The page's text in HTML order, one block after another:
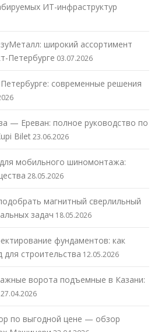
ИТ-инфраструктур
широкий ассортимент
Петербурге 03.07.2026
современные решения
— Ереван: полное руководство по
Bilet23.06.2026
мобильного шиномонтажа:
28.05.2026
магнитный сверлильный
задач 18.05.2026
фундаментов: как
строительства 12.05.2026
ворота подъемные в Казани:
27.04.2026
по выгодной цене — обзор